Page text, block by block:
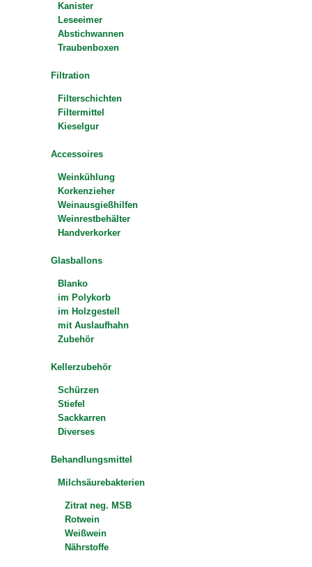
Kanister
Leseeimer
Abstichwannen
Traubenboxen
Filtration
Filterschichten
Filtermittel
Kieselgur
Accessoires
Weinkühlung
Korkenzieher
Weinausgießhilfen
Weinrestbehälter
Handverkorker
Glasballons
Blanko
im Polykorb
im Holzgestell
mit Auslaufhahn
Zubehör
Kellerzubehör
Schürzen
Stiefel
Sackkarren
Diverses
Behandlungsmittel
Milchsäurebakterien
Zitrat neg. MSB
Rotwein
Weißwein
Nährstoffe